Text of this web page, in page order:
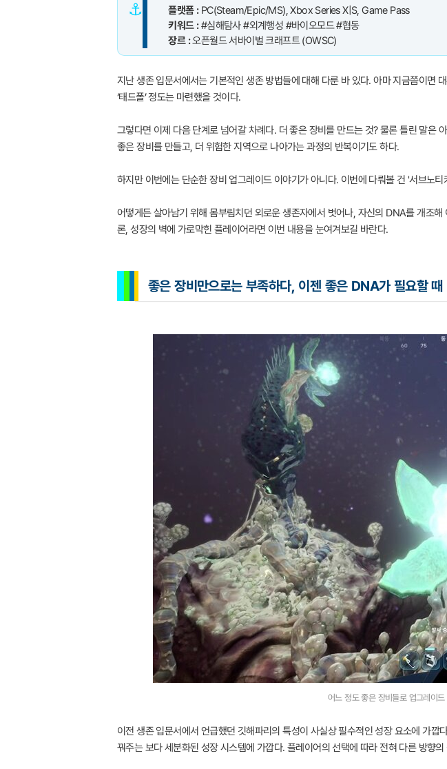
⚓
플랫폼 :PC(Steam/Epic/MS), Xbox Series X|S, Game Pass
키워드 :#심해탐사 #외계행성 #바이오모드 #협동
장르 :오픈월드 서바이벌 크래프트 (OWSC)
지난 생존 입문서에서는 기본적인 생존 방법들에 대해 다룬 바 있다. 아마 지금쯤이면
‘태드폴’ 정도는 마련했을 것이다.
그렇다면 이제 다음 단계로 넘어갈 차례다. 더 좋은 장비를 만드는 것? 물론 틀린 말은
좋은 장비를 만들고, 더 위험한 지역으로 나아가는 과정의 반복이기도 하다.
하지만 이번에는 단순한 장비 업그레이드 이야기가 아니다. 이번에 다뤄볼 건 '서브노
어떻게든 살아남기 위해 몸부림치던 외로운 생존자에서 벗어나, 자신의 DNA를 개조
론, 성장의 벽에 가로막힌 플레이어라면 이번 내용을 눈여겨보길 바란다.
좋은 장비만으로는 부족하다, 이젠 좋은 DNA가 필요할 때
어느 정도 좋은 장비들로 업그레이
이전 생존 입문서에서 언급했던 깃해파리의 특성이 사실상 필수적인 성장 요소에 가
꿔주는 보다 세분화된 성장 시스템에 가깝다. 플레이어의 선택에 따라 전혀 다른 방향